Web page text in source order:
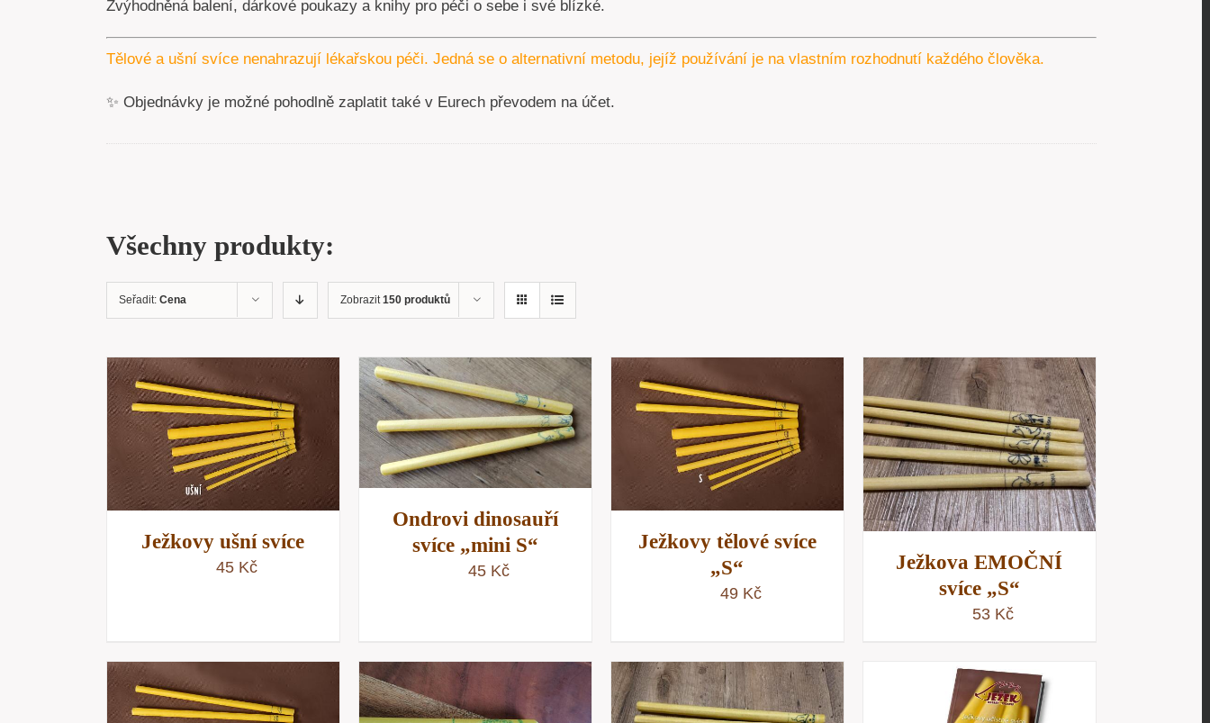
Zvýhodněná balení, dárkové poukazy a knihy pro péči o sebe i své blízké.
Tělové a ušní svíce nenahrazují lékařskou péči. Jedná se o alternativní metodu, jejíž používání je na vlastním rozhodnutí každého člověka.
✨ Objednávky je možné pohodlně zaplatit také v Eurech převodem na účet.
Všechny produkty:
Seřadit: Cena Zobrazit 150 produktů
Ježkovy ušní svíce
45 Kč
PŘIDAT DO KOŠÍKU
RYCHLÝ NÁHLED
Ondrovi dinosauří
svíce „mini S“
45 Kč
PŘIDAT DO KOŠÍKU /
RYCHLÝ NÁHLED
Ježkovy tělové svíce
„S“
49 Kč
PŘIDAT DO KOŠÍKU
RYCHLÝ NÁHLED
Ježkova EMOČNÍ
svíce „S“
53 Kč
PŘIDAT DO KOŠÍKU